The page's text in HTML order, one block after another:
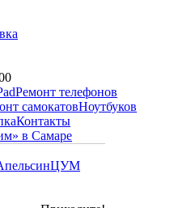
Ремонт телефонов
самокатовНоутбуков
Контакты
ЦУМ